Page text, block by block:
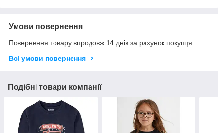
Умови повернення
Повернення товару впродовж 14 днів за рахунок покупця
Всі умови повернення
Подібні товари компанії